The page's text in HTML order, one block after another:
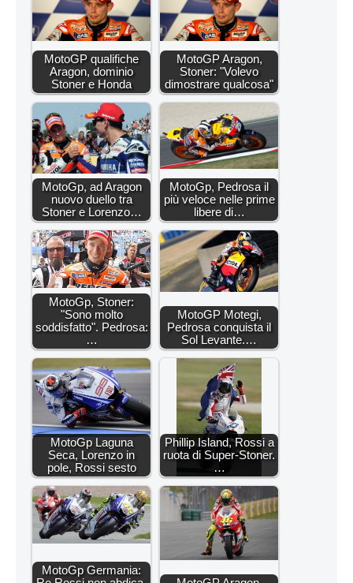
MotoGP qualifiche
Aragon, dominio
Stoner e Honda
MotoGP Aragon,
Stoner: "Volevo
dimostrare qualcosa"
MotoGp, ad Aragon
nuovo duello tra
Stoner e Lorenzo…
MotoGp, Pedrosa il
più veloce nelle prime
libere di…
MotoGp, Stoner:
"Sono molto
soddisfatto". Pedrosa:
…
MotoGP Motegi,
Pedrosa conquista il
Sol Levante.…
MotoGp Laguna
Seca, Lorenzo in
pole, Rossi sesto
Phillip Island, Rossi a
ruota di Super-Stoner.
…
MotoGp Germania: